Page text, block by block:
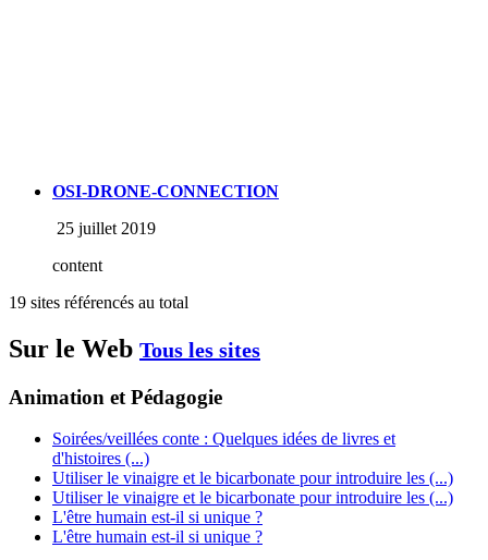
OSI-DRONE-CONNECTION
25 juillet 2019
content
19 sites référencés au total
Sur le Web Tous les sites
Animation et Pédagogie
Soirées/veillées conte : Quelques idées de livres et
d'histoires (...)
Utiliser le vinaigre et le bicarbonate pour introduire les (...)
Utiliser le vinaigre et le bicarbonate pour introduire les (...)
L'être humain est-il si unique ?
L'être humain est-il si unique ?